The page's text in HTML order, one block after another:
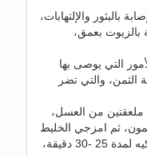
بالبثور والإلتهابات،
بالزيوت بعمق،
التي يوصى بها
الثمن، والتي تضر
من العسل،
ثم امزجي الخليط
جيدا ودلكي به وجهك ورقبتك لثوان، واتركيه لمدة 25 -30 دقيقة،